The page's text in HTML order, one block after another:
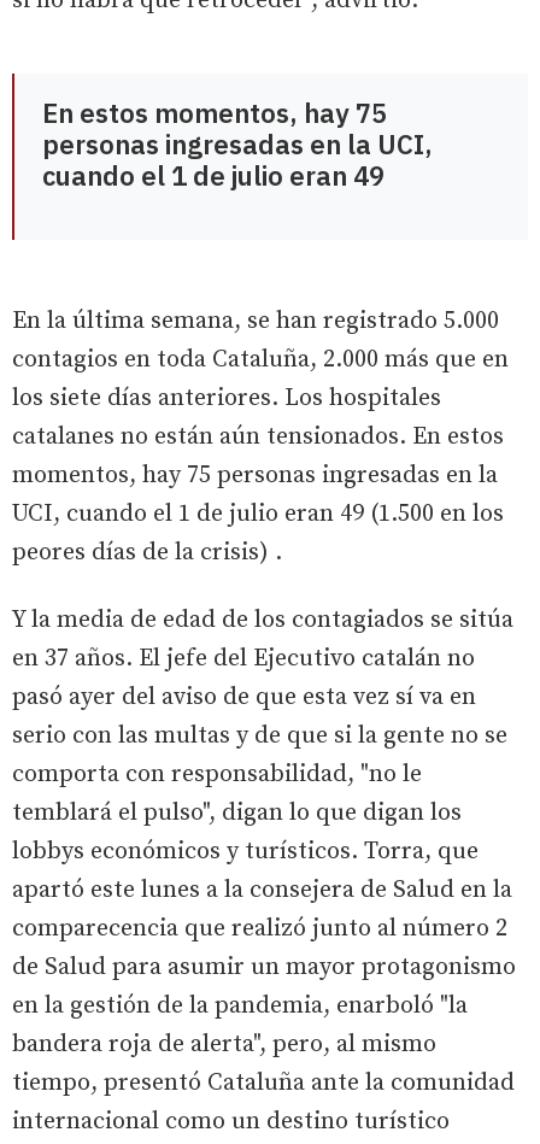
En estos momentos, hay 75
personas ingresadas en la UCI,
cuando el 1 de julio eran 49
En la última semana, se han registrado 5.000
contagios en toda Cataluña, 2.000 más que en
los siete días anteriores. Los hospitales
catalanes no están aún tensionados. En estos
momentos, hay 75 personas ingresadas en la
UCI, cuando el 1 de julio eran 49 (1.500 en los
peores días de la crisis) .
Y la media de edad de los contagiados se sitúa
en 37 años. El jefe del Ejecutivo catalán no
pasó ayer del aviso de que esta vez sí va en
serio con las multas y de que si la gente no se
comporta con responsabilidad, "no le
temblará el pulso", digan lo que digan los
lobbys económicos y turísticos. Torra, que
apartó este lunes a la consejera de Salud en la
comparecencia que realizó junto al número 2
de Salud para asumir un mayor protagonismo
en la gestión de la pandemia, enarboló "la
bandera roja de alerta", pero, al mismo
tiempo, presentó Cataluña ante la comunidad
internacional como un destino turístico